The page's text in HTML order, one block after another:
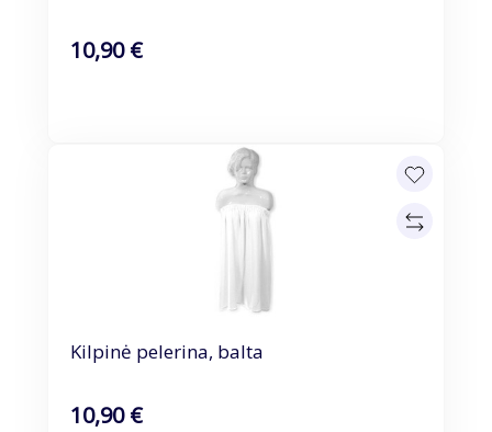
10,90 €
Kilpinė pelerina, balta
10,90 €